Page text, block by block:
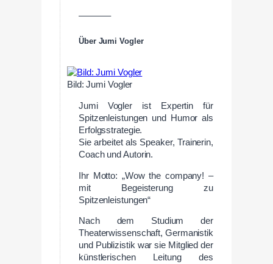
———–
Über Jumi Vogler
Bild: Jumi Vogler
Jumi Vogler ist Expertin für
Spitzenleistungen und Humor als
Erfolgsstrategie.
Sie arbeitet als Speaker, Trainerin,
Coach und Autorin.
Ihr Motto: „Wow the company! –
mit Begeisterung zu
Spitzenleistungen“
Nach dem Studium der
Theaterwissenschaft, Germanistik
und Publizistik war sie Mitglied der
künstlerischen Leitung des